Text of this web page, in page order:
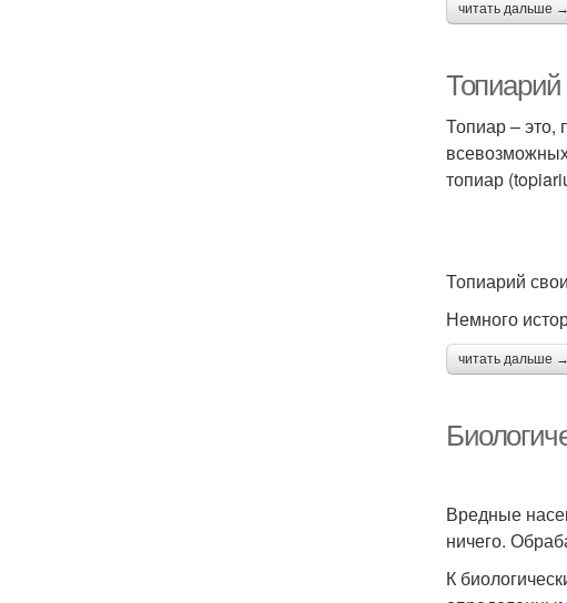
читать дальше →
Топиар – это,
топиар
Топиарий
Немного
читать дальше →
Вредные
ничего.
К